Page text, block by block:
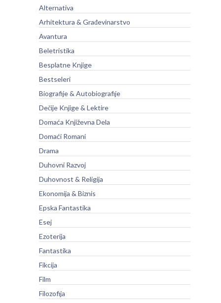
Alternativa
Arhitektura & Građevinarstvo
Avantura
Beletristika
Besplatne Knjige
Bestseleri
Biografije & Autobiografije
Dečije Knjige & Lektire
Domaća Književna Dela
Domaći Romani
Drama
Duhovni Razvoj
Duhovnost & Religija
Ekonomija & Biznis
Epska Fantastika
Esej
Ezoterija
Fantastika
Fikcija
Film
Filozofija